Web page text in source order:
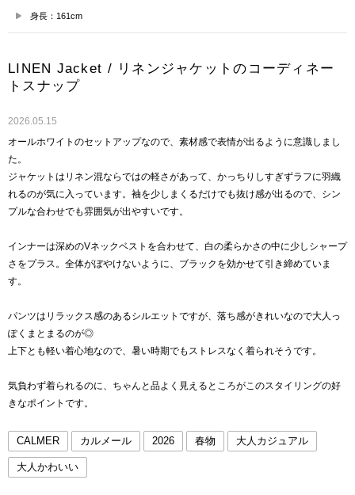
身長：161cm
LINEN Jacket / リネンジャケットのコーディネー
トスナップ
2026.05.15
オールホワイトのセットアップなので、素材感で表情が出るように意識しまし
た。
ジャケットはリネン混ならではの軽さがあって、かっちりしすぎずラフに羽織
れるのが気に入っています。袖を少しまくるだけでも抜け感が出るので、シン
プルな合わせでも雰囲気が出やすいです。
インナーは深めのVネックベストを合わせて、白の柔らかさの中に少しシャープ
さをプラス。全体がぼやけないように、ブラックを効かせて引き締めていま
す。
パンツはリラックス感のあるシルエットですが、落ち感がきれいなので大人っ
ぽくまとまるのが◎
上下とも軽い着心地なので、暑い時期でもストレスなく着られそうです。
気負わず着られるのに、ちゃんと品よく見えるところがこのスタイリングの好
きなポイントです。
CALMER カルメール 2026 春物 大人カジュアル
大人かわいい